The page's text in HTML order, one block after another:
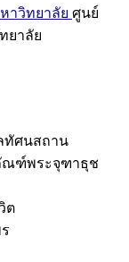
าวิทยาลัย ศูนย์
ยาลัย
ศนสถาน
ฑ์พระจุฑาธุช
ต